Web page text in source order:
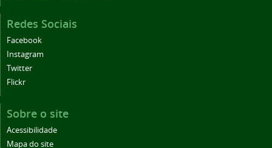
Redes Sociais
Facebook
Instagram
Twitter
Flickr
Sobre o site
Acessibilidade
Mapa do site